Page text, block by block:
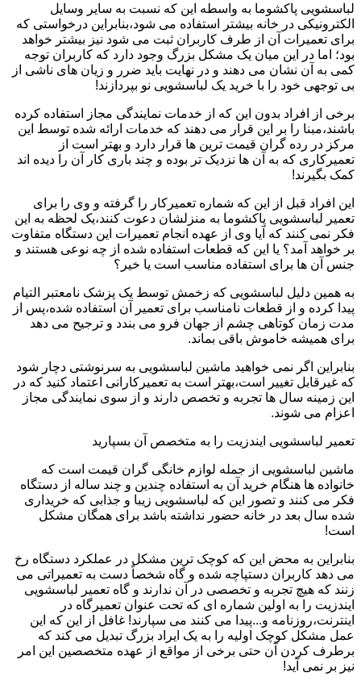
لباسشویی پاکشوما به واسطه این که نسبت به سایر وسایل
الکترونیکی در خانه بیشتر استفاده می شود،بنابراین درخواستی که
برای تعمیرات آن از طرف کاربران ثبت می شود نیز بیشتر خواهد
بود؛ اما در این میان یک مشکل بزرگ وجود دارد که کاربران توجه
کمی به آن نشان می دهند و در نهایت باید ضرر و زیان های ناشی از
بی توجهی خود را با خرید یک لباسشویی نو بپردازند!
برخی از افراد بدون این که از خدمات نمایندگی مجاز استفاده کرده
باشند،مبنا را بر این قرار می دهند که خدمات ارائه شده توسط این
مرکز در رده گران قیمت ترین ها قرار دارد و بهتر است از
تعمیرکاری که به آن ها نزدیک تر بوده و چند باری کار آن را دیده اند
کمک بگیرند!
این افراد قبل از این که شماره تعمیرکار را گرفته و وی را برای
تعمیر لباسشویی پاکشوما به منزلشان دعوت کنند،یک لحظه به این
فکر نمی کنند که آیا وی از عهده انجام تعمیرات این دستگاه متفاوت
بر خواهد آمد؟ یا این که قطعات استفاده شده از چه نوعی هستند و
جنس آن ها برای استفاده مناسب است یا خیر؟
به همین دلیل لباسشویی که زخمش توسط یک پزشک نامعتبر التیام
پیدا کرده و از قطعات نامناسب برای تعمیر آن استفاده شده،پس از
مدت زمان کوتاهی چشم از جهان فرو می بندد و ترجیح می دهد
برای همیشه خاموش باقی بماند.
بنابراین اگر نمی خواهید ماشین لباسشویی به سرنوشتی دچار شود
که غیرقابل تغییر است،بهتر است به تعمیرکارانی اعتماد کنید که در
این زمینه سال ها تجربه و تخصص دارند و از سوی نمایندگی مجاز
اعزام می شوند.
تعمیر لباسشویی ایندزیت را به متخصص آن بسپارید
ماشین لباسشویی از جمله لوازم خانگی گران قیمت است که
خانواده ها هنگام خرید آن به استفاده چندین و چند ساله از دستگاه
فکر می کنند و تصور این که لباسشویی زیبا و جذابی که خریداری
شده سال بعد در خانه حضور نداشته باشد برای همگان مشکل
است!
بنابراین به محض این که کوچک ترین مشکل در عملکرد دستگاه رخ
می دهد کاربران دستپاچه شده و گاه شخصاً دست به تعمیراتی می
زنند که هیچ تجربه و تخصصی در آن ندارند و گاه تعمیر لباسشویی
ایندزیت را به اولین شماره ای که تحت عنوان تعمیرگاه در
اینترنت،روزنامه و...پیدا می کنند می سپارند! غافل از این که این
عمل مشکل کوچک اولیه را به یک ایراد بزرگ تبدیل می کند که
برطرف کردن آن حتی برخی از مواقع از عهده متخصصین این امر
نیز بر نمی آید!